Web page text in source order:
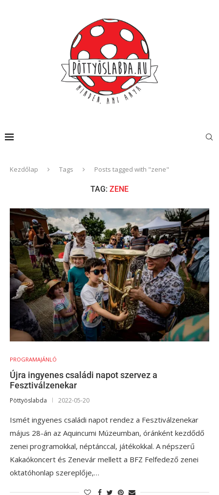
Kezdőlap Tags Posts tagged with "zene"
TAG: ZENE
PROGRAMAJÁNLÓ
Újra ingyenes családi napot szervez a
Fesztiválzenekar
Pöttyöslabda 2022-05-20
Ismét ingyenes családi napot rendez a Fesztiválzenekar
május 28-án az Aquincumi Múzeumban, óránként kezdődő
zenei programokkal, néptánccal, játékokkal. A népszerű
Kakaókoncert és Zenevár mellett a BFZ Felfedező zenei
oktatóhonlap szereplője,…